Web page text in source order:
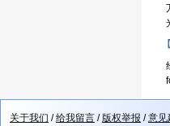
关于我们 /给我留言 /版权举报 /意见